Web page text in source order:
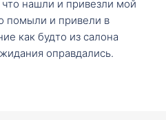
нашли и привезли мой
помыли и привели в
как будто из салона
оправдались.